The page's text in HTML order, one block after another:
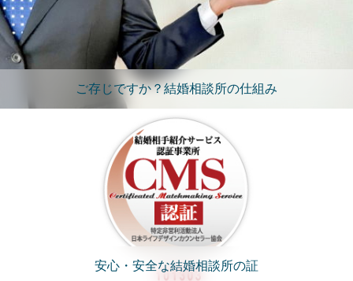
ご存じですか？結婚相談所の仕組み
安心・安全な結婚相談所の証